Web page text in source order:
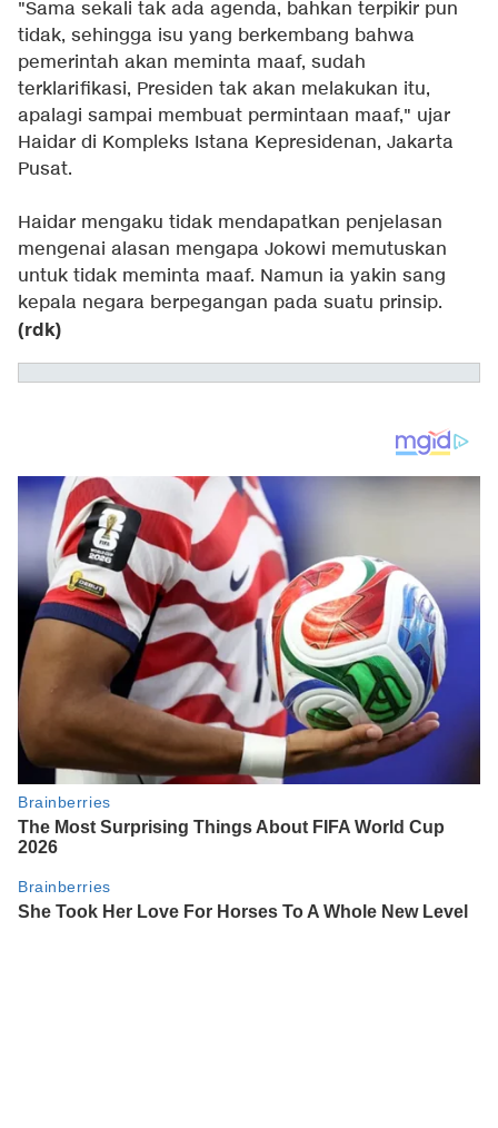
"Sama sekali tak ada agenda, bahkan terpikir pun
tidak, sehingga isu yang berkembang bahwa
pemerintah akan meminta maaf, sudah
terklarifikasi, Presiden tak akan melakukan itu,
apalagi sampai membuat permintaan maaf," ujar
Haidar di Kompleks Istana Kepresidenan, Jakarta
Pusat.
Haidar mengaku tidak mendapatkan penjelasan
mengenai alasan mengapa Jokowi memutuskan
untuk tidak meminta maaf. Namun ia yakin sang
kepala negara berpegangan pada suatu prinsip.
(rdk)